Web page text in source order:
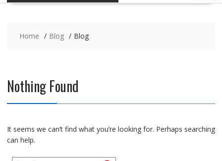
Home Blog Blog
Nothing Found
It seems we can’t find what you’re looking for. Perhaps searching
can help.